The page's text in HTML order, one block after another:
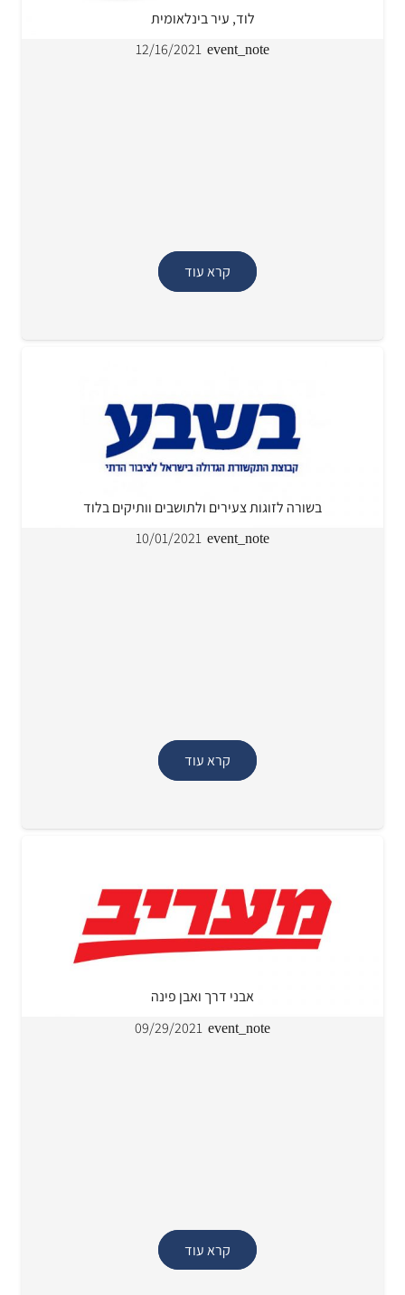
לוד, עיר בינלאומית
event_note
12/16/2021
קרא עוד
בשורה לזוגות צעירים ולתושבים וותיקים בלוד
event_note
10/01/2021
קרא עוד
אבני דרך ואבן פינה
event_note
09/29/2021
קרא עוד